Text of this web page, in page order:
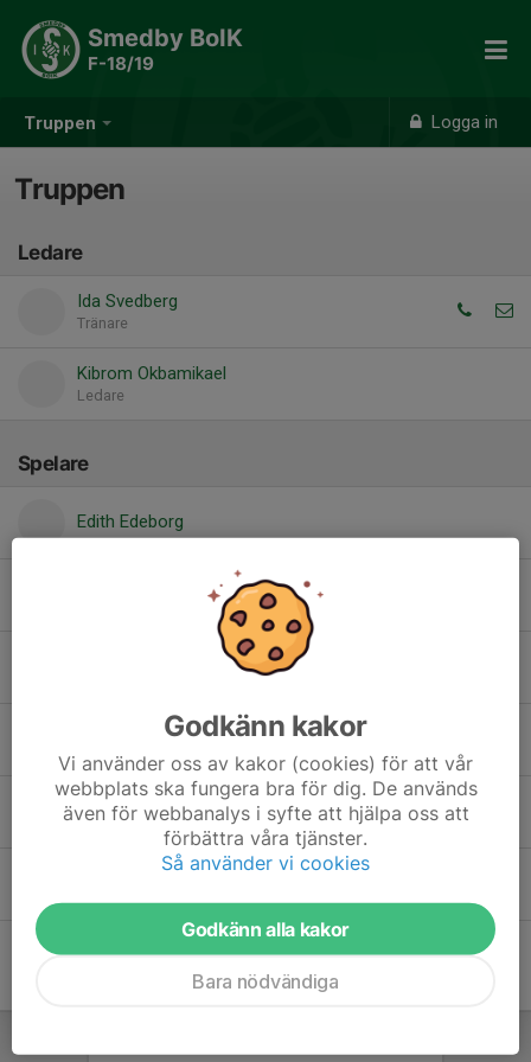
Truppen Logga in
Smedby BoIK
F-18/19
Truppen
Ledare
Ida Svedberg
Tränare
Kibrom Okbamikael
Ledare
Spelare
Edith Edeborg
Gabriella Okbamikael
Luna Larsen
Meja Nord
Godkänn kakor
Vi använder oss av kakor (cookies) för att vår
webbplats ska fungera bra för dig. De används
även för webbanalys i syfte att hjälpa oss att
förbättra våra tjänster.
Så använder vi cookies
Godkänn alla kakor
Bara nödvändiga